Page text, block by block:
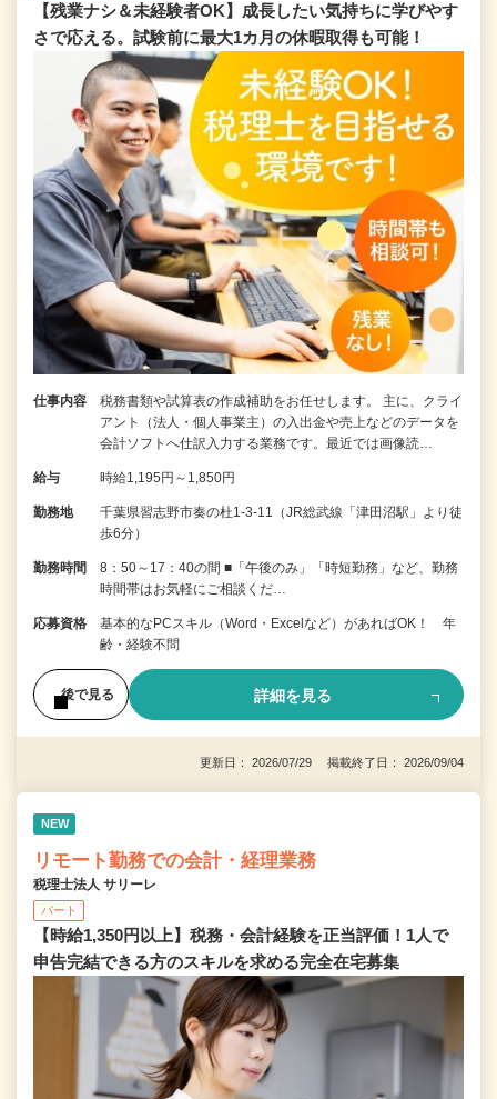
【残業ナシ＆未経験者OK】成長したい気持ちに学びやす
さで応える。試験前に最大1カ月の休暇取得も可能！
仕事内容
税務書類や試算表の作成補助をお任せします。 主に、クライ
アント（法人・個人事業主）の入出金や売上などのデータを
会計ソフトへ仕訳入力する業務です。最近では画像読…
給与 時給1,195円～1,850円
勤務地
千葉県習志野市奏の杜1-3-11（JR総武線「津田沼駅」より徒
歩6分）
勤務時間
8：50～17：40の間 ■「午後のみ」「時短勤務」など、勤務
時間帯はお気軽にご相談くだ…
応募資格
基本的なPCスキル（Word・Excelなど）があればOK！ 年
齢・経験不問
後で見る 詳細を見る
更新日： 2026/07/29 掲載終了日： 2026/09/04
NEW
リモート勤務での会計・経理業務
税理士法人 サリーレ
パート
【時給1,350円以上】税務・会計経験を正当評価！1⼈で
申告完結できる⽅のスキルを求める完全在宅募集